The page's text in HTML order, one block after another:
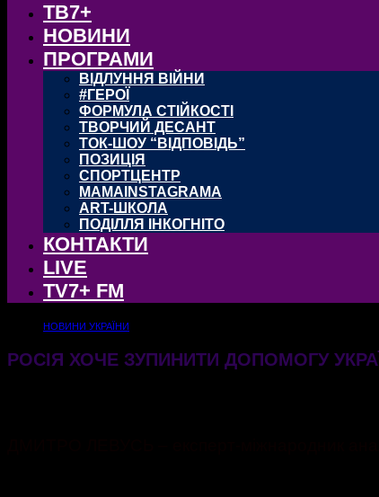
ТВ7+
НОВИНИ
ПРОГРАМИ
ВІДЛУННЯ ВІЙНИ
#ГЕРОЇ
ФОРМУЛА СТІЙКОСТІ
ТВОРЧИЙ ДЕСАНТ
ТОК-ШОУ “ВІДПОВІДЬ”
ПОЗИЦІЯ
СПОРТЦЕНТР
MAMAINSTAGRAMA
ART-ШКОЛА
ПОДІЛЛЯ ІНКОГНІТО
КОНТАКТИ
LIVE
TV7+ FM
НОВИНИ УКРАЇНИ
РОСІЯ ХОЧЕ ЗУПИНИТИ ДОПОМОГУ